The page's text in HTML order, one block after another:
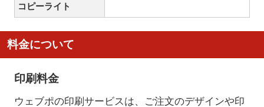
コピーライト
料金について
印刷料金
ウェブポの印刷サービスは、ご注文のデザインや印